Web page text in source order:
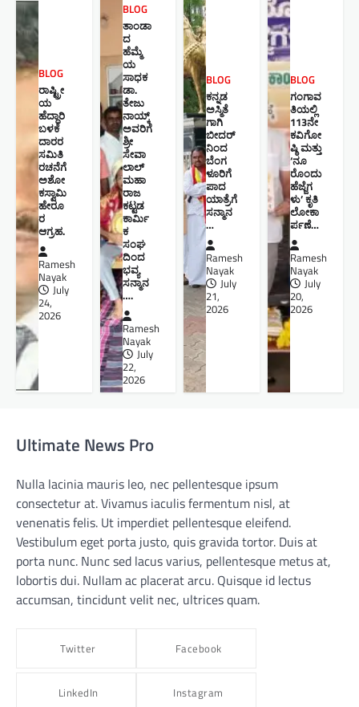
BLOG
ರಾಷ್ಟ್ರೀ
ಯ
ಹೆದ್ದಾರಿ
ಬಳಕೆ
ದಾರರ
ಸಮಿತಿ
ರಚನೆಗೆ
ಅಶೋ
ಕಸ್ವಾಮಿ
ಹೇರೂ
ರ
ಆಗ್ರಹ.
Ramesh
Nayak
July
24,
2026
BLOG
ತಾಂಡಾ
ದ
ಹೆಮ್ಮೆ
ಯ
ಸಾಧಕ
ಡಾ.
ತೇಜು
ನಾಯ್ಕ್
ಅವರಿಗೆ
ಶ್ರೀ
ಸೇವಾ
ಲಾಲ್
ಮಹಾ
ರಾಜ
ಕಟ್ಟಡ
ಕಾರ್ಮಿ
ಕ
ಸಂಘ
ದಿಂದ
ಭವ್ಯ
ಸನ್ಮಾನ
….
Ramesh
Nayak
July
22,
2026
BLOG
ಕನ್ನಡ
ಅಸ್ಮಿತೆ
ಗಾಗಿ
ಬೀದರ್
ನಿಂದ
ಬೆಂಗ
ಳೂರಿಗೆ
ಪಾದ
ಯಾತ್ರೆಗೆ
ಸನ್ಮಾನ
…
Ramesh
Nayak
July
21,
2026
BLOG
ಗಂಗಾವ
ತಿಯಲ್ಲಿ
113ನೇ
ಕವಿಗೋ
ಷ್ಠಿ ಮತ್ತು
‘ನೂ
ರೊಂದು
ಹೆಜ್ಜೆಗ
ಳು’ ಕೃತಿ
ಲೋಕಾ
ರ್ಪಣೆ…
Ramesh
Nayak
July
20,
2026
Ultimate News Pro
Nulla lacinia mauris leo, nec pellentesque ipsum
consectetur at. Vivamus iaculis fermentum nisl, at
venenatis felis. Ut imperdiet pellentesque eleifend.
Vestibulum eget porta justo, quis gravida tortor. Duis at
porta nunc. Nunc sed lacus varius, pellentesque metus at,
lobortis dui. Nullam ac placerat arcu. Quisque id lectus
accumsan, tincidunt velit nec, ultrices quam.
Twitter Facebook
LinkedIn Instagram